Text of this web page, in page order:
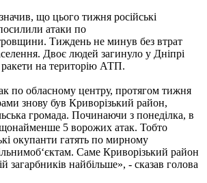
що цього тижня російські
атаки по
Тиждень не минув без втрат
Двоє людей загинуло у Дніпрі
ракети на територію АТП.
по обласному центру, протягом тижня
знову був Криворізький район,
громада. Починаючи з понеділка, в
щонайменше 5 ворожих атак. Тобто
окупанти гатять по мирному
Саме Криворізький район
загарбників найбільше», - сказав голова